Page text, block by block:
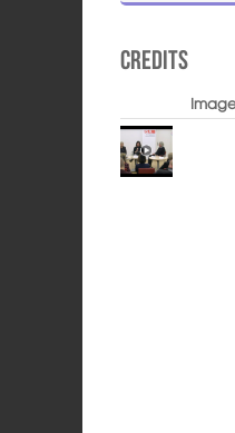
Credits